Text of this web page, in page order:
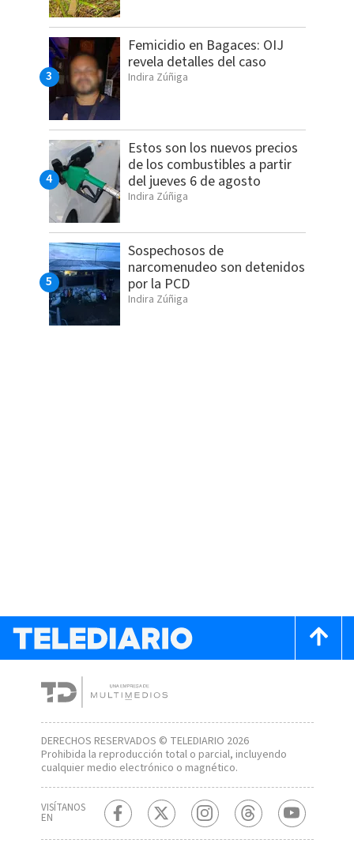
Femicidio en Bagaces: OIJ
revela detalles del caso
Indira Zúñiga
Estos son los nuevos precios
de los combustibles a partir
del jueves 6 de agosto
Indira Zúñiga
Sospechosos de
narcomenudeo son detenidos
por la PCD
Indira Zúñiga
DERECHOS RESERVADOS © TELEDIARIO 2026
Prohibida la reproducción total o parcial, incluyendo
cualquier medio electrónico o magnético.
VISÍTANOS
EN